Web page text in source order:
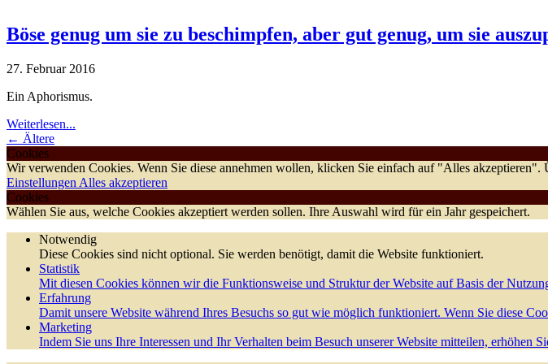
Böse genug um sie zu beschimpfen, aber gut genug, um sie
27. Februar 2016
Ein Aphorismus.
Weiterlesen...
← Ältere
Cookies
Wir verwenden Cookies. Wenn Sie diese annehmen wollen, klicken Sie einfach auf "Alles
Einstellungen Alles akzeptieren
Cookies
Wählen Sie aus, welche Cookies akzeptiert werden sollen. Ihre Auswahl wird für ein Jahr gespeichert.
Notwendig
Diese Cookies sind nicht optional. Sie werden benötigt, damit die Website funktioniert.
Statistik
Mit diesen Cookies können wir die Funktionsweise und Struktur der Website auf Basis der
Erfahrung
Damit unsere Website während Ihres Besuchs so gut wie möglich funktioniert. Wenn Sie diese
Marketing
Indem Sie uns Ihre Interessen und Ihr Verhalten beim Besuch unserer Website mitteilen, erhöhen